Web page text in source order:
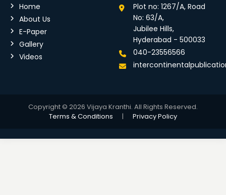
Home
About Us
E-Paper
Gallery
Videos
Plot no: 1267/A, Road
No: 63/A,
Jubilee Hills,
Hyderabad - 500033
040-23556566
Copyright © 2026 Vijaya Kranthi. All Rights Reserved.
Terms & Conditions
| Privacy Policy